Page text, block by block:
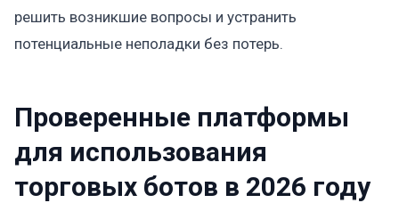
решить возникшие вопросы и устранить
потенциальные неполадки без потерь.
Проверенные платформы
для использования
торговых ботов в 2026 году